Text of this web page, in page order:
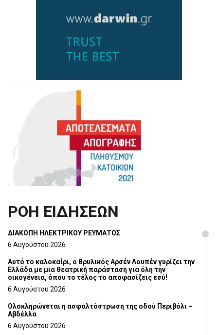
ΡΟΗ ΕΙΔΗΣΕΩΝ
ΔΙΑΚΟΠΗ ΗΛΕΚΤΡΙΚΟΥ ΡΕΥΜΑΤΟΣ
6 Αυγούστου 2026
Αυτό το καλοκαίρι, ο θρυλικός Αρσέν Λουπέν γυρίζει την
Ελλάδα με μια θεατρική παράσταση για όλη την
οικογένεια, όπου το τέλος το αποφασίζεις εσύ!
6 Αυγούστου 2026
Ολοκληρώνεται η ασφαλτόστρωση της οδού Περιβόλι –
Αβδέλλα
6 Αυγούστου 2026